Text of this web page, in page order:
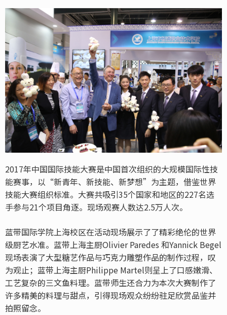
2017年中国国际技能大赛是中国首次组织的大规模国际性技
能赛事，以“新青年、新技能、新梦想”为主题，借鉴世界
技能大赛组织标准。大赛共吸引35个国家和地区的227名选
手参与21个项目角逐。现场观赛人数达2.5万人次。
蓝带国际学院上海校区在活动现场展示了了精彩绝伦的世界
级厨艺水准。蓝带上海主厨Olivier Paredes 和Yannick Begel
现场表演了大型糖艺作品与巧克力雕塑作品的制作过程，叹
为观止；蓝带上海主厨Philippe Martel则呈上了口感嫩滑、
工艺复杂的三文鱼料理。蓝带师生还合力为本次大赛制作了
许多精美的料理与甜点，引得现场观众纷纷驻足欣赏品鉴并
拍照留念。